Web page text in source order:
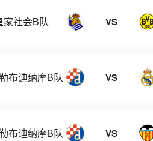
家社会B队 VS
布迪纳摩B队 VS
布迪纳摩B队 VS